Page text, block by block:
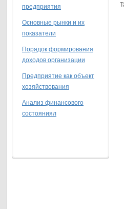
предприятия
Основные рынки и их
показатели
Порядок формирования
доходов организации
Предприятие как объект
хозяйствования
Анализ финансового
состояниял